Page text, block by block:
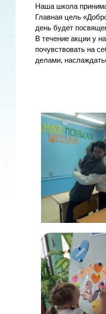
Наша школа
Главная цель
день будет
В течение акции у
почувствовать на
делами,